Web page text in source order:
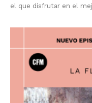
el que disfrutar en el